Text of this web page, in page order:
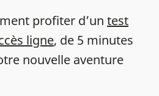
profiter d’un test
ligne, de 5 minutes
nouvelle aventure